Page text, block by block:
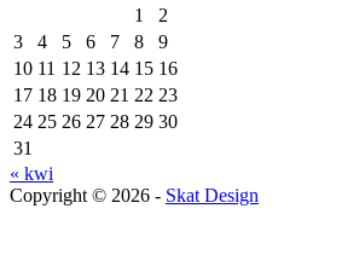
1
2
3
4 5 6 7 8
9
10 11 12 13 14 15 16
17 18 19 20 21 22 23
24 25 26 27 28 29 30
31
« kwi
Copyright © 2026 - Skat Design